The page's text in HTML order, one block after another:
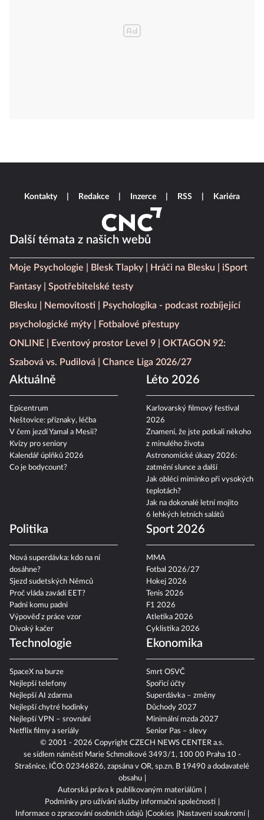
Další témata z našich webů
Moje Psychologie Blesk Tlapky Hráči na Blesku
iSport
Fantasy
Spotřebitelské testy
Blesku
Nemovitosti
Psychologika - podcast rozbíjející
psychologické mýty
Fotbalové přestupy
ONLINE
Eventový prostor Level 9
OKTAGON 92:
Szabová vs. Pudilová
Chance Liga 2026/27
Aktuálně
Epicentrum
Neštovice: příznaky, léčba
V čem jezdí Yamal a Mesii?
Kvízy pro seniory
Kalendář úplňků 2026
Co je bodycount?
Léto 2026
Karlovarský filmový festival
2026
Znamení, že jste potkali někoho
z minulého života
Astronomické úkazy 2026:
zatmění slunce a další
Jak obléci miminko při vysokých
teplotách?
Jak na dokonalé letní mojito
6 lehkých letních salátů
Politika
Nová superdávka: kdo na ní
dosáhne?
Sjezd sudetských Němců
Proč vláda zavádí EET?
Padni komu padni
Výpověď z práce vzor
Divoký kačer
Sport 2026
MMA
Fotbal 2026/27
Hokej 2026
Tenis 2026
F1 2026
Atletika 2026
Cyklistika 2026
Technologie
SpaceX na burze
Nejlepší telefony
Nejlepší AI zdarma
Nejlepší chytré hodinky
Nejlepší VPN – srovnání
Netflix filmy a seriály
Ekonomika
Smrt OSVČ
Spořicí účty
Superdávka – změny
Důchody 2027
Minimální mzda 2027
Senior Pas – slevy
Kontakty Redakce Inzerce RSS Kariéra
© 2001 - 2026 Copyright CZECH NEWS CENTER a.s.
se sídlem náměstí Marie Schmolkové 3493/1, 100 00 Praha 10 -
Strašnice, IČO: 02346826, zapsána v OR, sp.zn. B 19490 a dodavatelé
obsahu
Autorská práva k publikovaným materiálům
Podmínky pro užívání služby informační společnosti
Informace o zpracování osobních údajů Cookies Nastavení soukromí